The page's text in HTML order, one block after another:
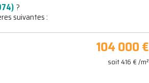
?
suivantes :
104 000 €
soit 416 € /m²